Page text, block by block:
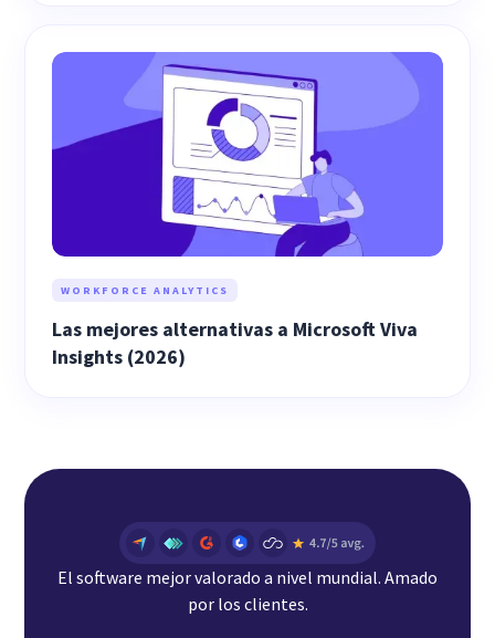
WORKFORCE ANALYTICS
Las mejores alternativas a Microsoft Viva
Insights (2026)
El software mejor valorado a nivel mundial. Amado
por los clientes.